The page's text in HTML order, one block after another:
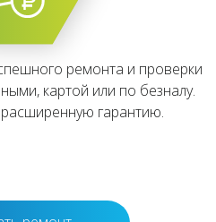
ремонта и проверки
картой или по безналу.
гарантию.